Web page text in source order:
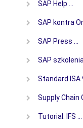
SAP Help …
SAP kontra
SAP Press …
SAP szkolenia
Standard ISA
Supply Chain
Tutorial: IFS …